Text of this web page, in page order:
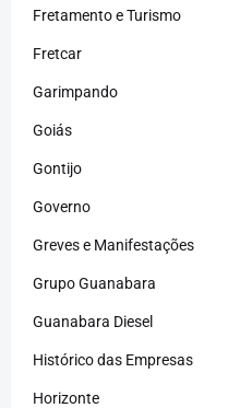
Fretamento e Turismo
Fretcar
Garimpando
Goiás
Gontijo
Governo
Greves e Manifestações
Grupo Guanabara
Guanabara Diesel
Histórico das Empresas
Horizonte